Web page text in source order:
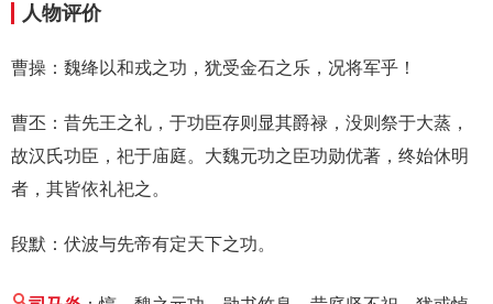
人物评价
曹操：魏绛以和戎之功，犹受金石之乐，况将军乎！
曹丕：昔先王之礼，于功臣存则显其爵禄，没则祭于大蒸，
故汉氏功臣，祀于庙庭。大魏元功之臣功勋优著，终始休明
者，其皆依礼祀之。
段默：伏波与先帝有定天下之功。